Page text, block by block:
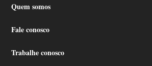
Quem somos
Fale conosco
Trabalhe conosco